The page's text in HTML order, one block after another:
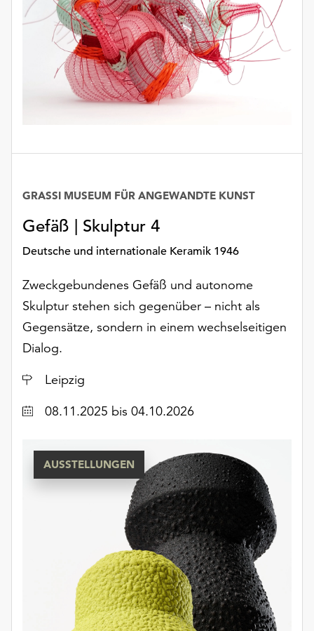
Gefäß | Skulptur 4
Deutsche und internationale Keramik 1946
GRASSI MUSEUM FÜR ANGEWANDTE KUNST
Zweckgebundenes Gefäß und autonome
Skulptur stehen sich gegenüber – nicht als
Gegensätze, sondern in einem wechselseitigen
Dialog.
Ort
Leipzig
Datum08.11.2025 bis 04.10.2026
AUSSTELLUNGEN